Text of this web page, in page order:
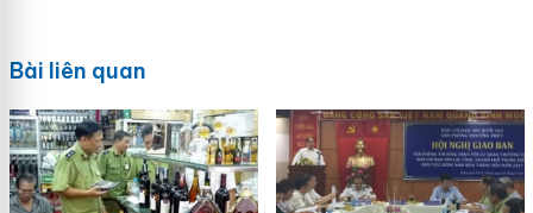
Bài liên quan